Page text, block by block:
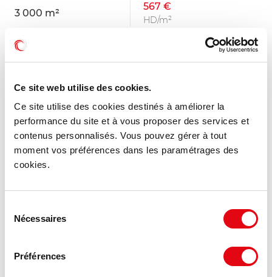
Ce site web utilise des cookies.
Ce site utilise des cookies destinés à améliorer la
performance du site et à vous proposer des services et
contenus personnalisés. Vous pouvez gérer à tout
moment vos préférences dans les paramétrages des
cookies.
Nécessaires
Préférences
3 000 m²
567 €
HD/m²
BORDEAUX